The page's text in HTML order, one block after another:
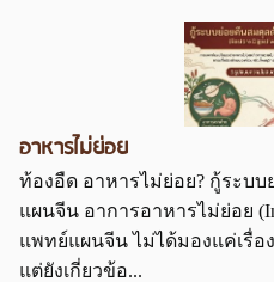
อาหารไม่ย่อย
ท้องอืด อาหารไม่ย่อย? กู้ระบ
แผนจีน อาการอาหารไม่ย่อย
แพทย์แผนจีน ไม่ได้มองแค่เรื่อ
แต่ยังเกี่ยวข้อ...